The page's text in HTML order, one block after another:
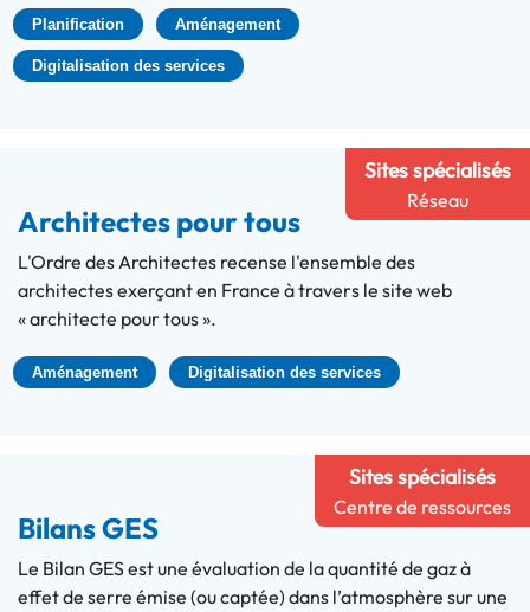
Planification Aménagement
Digitalisation des services
Sites spécialisés
Réseau
Architectes pour tous
L'Ordre des Architectes recense l'ensemble des
architectes exerçant en France à travers le site web
« architecte pour tous ».
Aménagement Digitalisation des services
Sites spécialisés
Centre de ressources
Bilans GES
Le Bilan GES est une évaluation de la quantité de gaz à
effet de serre émise (ou captée) dans l’atmosphère sur une